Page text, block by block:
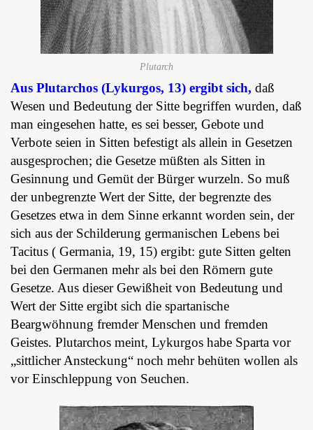
Plutarch
Aus Plutarchos (Lykurgos, 13) ergibt sich, daß
Wesen und Bedeutung der Sitte begriffen wurden, daß
man eingesehen hatte, es sei besser, Gebote und
Verbote seien in Sitten befestigt als allein in Gesetzen
ausgesprochen; die Gesetze müßten als Sitten in
Gesinnung und Gemüt der Bürger wurzeln. So muß
der unbegrenzte Wert der Sitte, der begrenzte des
Gesetzes etwa in dem Sinne erkannt worden sein, der
sich aus der Schilderung germanischen Lebens bei
Tacitus ( Germania, 19, 15) ergibt: gute Sitten gelten
bei den Germanen mehr als bei den Römern gute
Gesetze. Aus dieser Gewißheit von Bedeutung und
Wert der Sitte ergibt sich die spartanische
Beargwöhnung fremder Menschen und fremden
Geistes. Plutarchos meint, Lykurgos habe Sparta vor
„sittlicher Ansteckung“ noch mehr behüten wollen als
vor Einschleppung von Seuchen.